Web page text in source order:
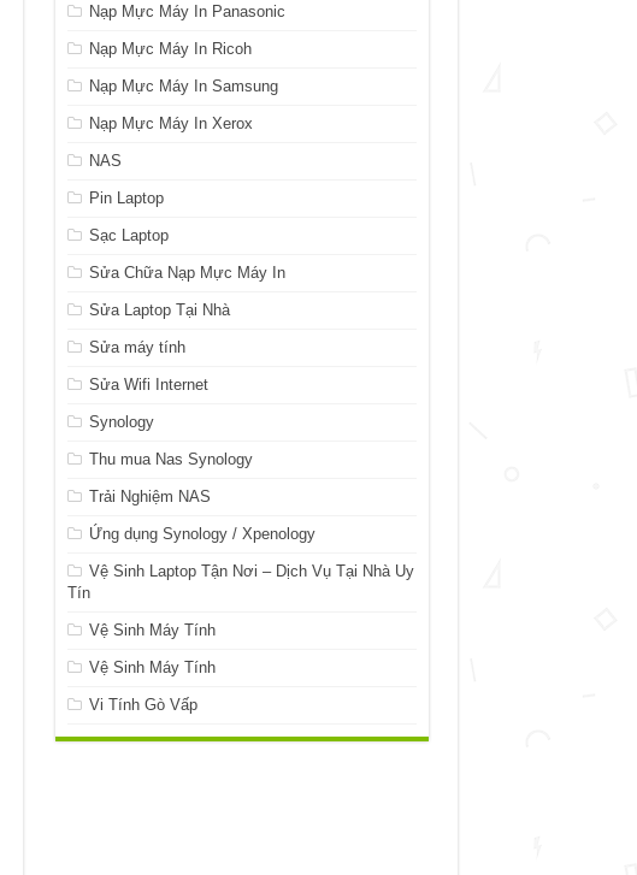
Nạp Mực Máy In Panasonic
Nạp Mực Máy In Ricoh
Nạp Mực Máy In Samsung
Nạp Mực Máy In Xerox
NAS
Pin Laptop
Sạc Laptop
Sửa Chữa Nạp Mực Máy In
Sửa Laptop Tại Nhà
Sửa máy tính
Sửa Wifi Internet
Synology
Thu mua Nas Synology
Trải Nghiệm NAS
Ứng dụng Synology / Xpenology
Vệ Sinh Laptop Tận Nơi – Dịch Vụ Tại Nhà Uy
Tín
Vệ Sinh Máy Tính
Vệ Sinh Máy Tính
Vi Tính Gò Vấp